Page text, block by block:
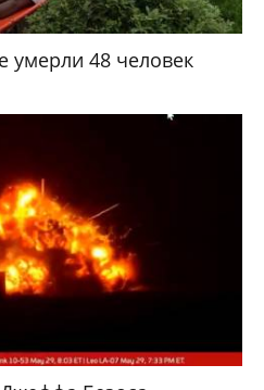
умерли 48 человек